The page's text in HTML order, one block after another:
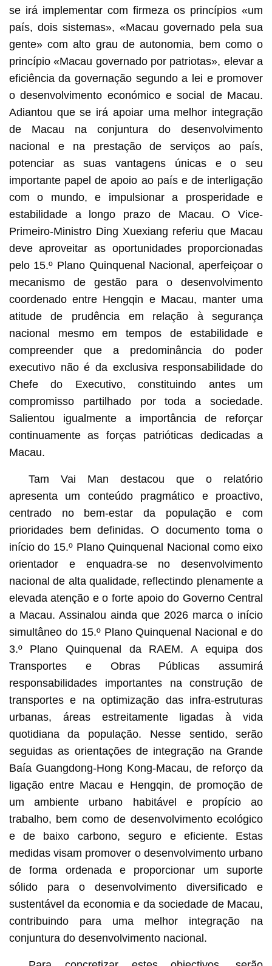
se irá implementar com firmeza os princípios «um
país, dois sistemas», «Macau governado pela sua
gente» com alto grau de autonomia, bem como o
princípio «Macau governado por patriotas», elevar a
eficiência da governação segundo a lei e promover
o desenvolvimento económico e social de Macau.
Adiantou que se irá apoiar uma melhor integração
de Macau na conjuntura do desenvolvimento
nacional e na prestação de serviços ao país,
potenciar as suas vantagens únicas e o seu
importante papel de apoio ao país e de interligação
com o mundo, e impulsionar a prosperidade e
estabilidade a longo prazo de Macau. O Vice-
Primeiro-Ministro Ding Xuexiang referiu que Macau
deve aproveitar as oportunidades proporcionadas
pelo 15.º Plano Quinquenal Nacional, aperfeiçoar o
mecanismo de gestão para o desenvolvimento
coordenado entre Hengqin e Macau, manter uma
atitude de prudência em relação à segurança
nacional mesmo em tempos de estabilidade e
compreender que a predominância do poder
executivo não é da exclusiva responsabilidade do
Chefe do Executivo, constituindo antes um
compromisso partilhado por toda a sociedade.
Salientou igualmente a importância de reforçar
continuamente as forças patrióticas dedicadas a
Macau.
Tam Vai Man destacou que o relatório
apresenta um conteúdo pragmático e proactivo,
centrado no bem-estar da população e com
prioridades bem definidas. O documento toma o
início do 15.º Plano Quinquenal Nacional como eixo
orientador e enquadra-se no desenvolvimento
nacional de alta qualidade, reflectindo plenamente a
elevada atenção e o forte apoio do Governo Central
a Macau. Assinalou ainda que 2026 marca o início
simultâneo do 15.º Plano Quinquenal Nacional e do
3.º Plano Quinquenal da RAEM. A equipa dos
Transportes e Obras Públicas assumirá
responsabilidades importantes na construção de
transportes e na optimização das infra-estruturas
urbanas, áreas estreitamente ligadas à vida
quotidiana da população. Nesse sentido, serão
seguidas as orientações de integração na Grande
Baía Guangdong-Hong Kong-Macau, de reforço da
ligação entre Macau e Hengqin, de promoção de
um ambiente urbano habitável e propício ao
trabalho, bem como de desenvolvimento ecológico
e de baixo carbono, seguro e eficiente. Estas
medidas visam promover o desenvolvimento urbano
de forma ordenada e proporcionar um suporte
sólido para o desenvolvimento diversificado e
sustentável da economia e da sociedade de Macau,
contribuindo para uma melhor integração na
conjuntura do desenvolvimento nacional.